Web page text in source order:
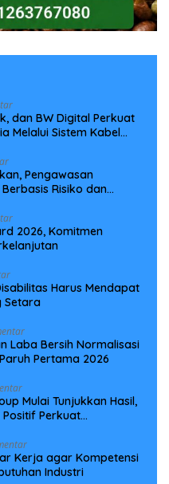
dan BW Digital Perkuat
Melalui Sistem Kabel
Pengawasan
Risiko dan
2026, Komitmen
Harus Mendapat
Setara
Laba Bersih Normalisasi
Pertama 2026
Mulai Tunjukkan Hasil,
Perkuat
Kerja agar Kompetensi
Industri